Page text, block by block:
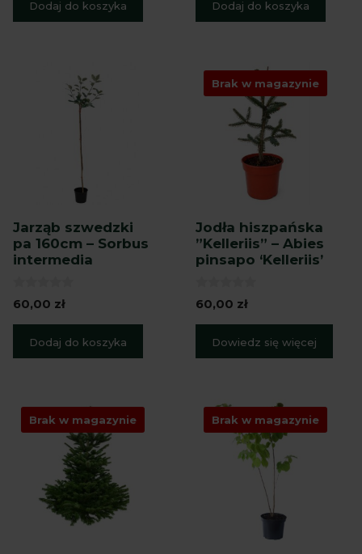
Dodaj do koszyka Dodaj do koszyka
Jarząb szwedzki
pa 160cm – Sorbus
intermedia
0
z
60,00 zł
Dodaj do koszyka
Brak w magazynie
Jodła hiszpańska
”Kelleriis” – Abies
pinsapo ‘Kelleriis’
0
z
60,00 zł
Dowiedz się więcej
Brak w magazynie Brak w magazynie